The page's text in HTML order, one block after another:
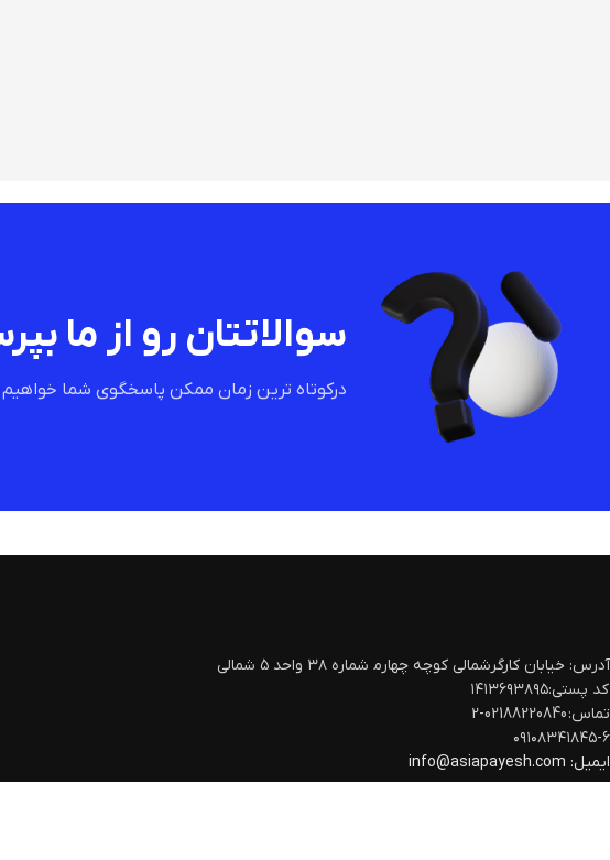
سوالاتتان رو از ما
درکوتاه ترین زمان ممکن پاسخگوی شما خواهیم
آدرس: خیابان کارگرشمالی کوچه چهارم‍ شماره ۳۸ واحد ۵ شمالی
کد پستی:۱۴۱۳۶۹۳۸۹۵
تماس: 02188220840-2
۰۹۱۰۸۳۴۱۸۴۵-۶
ایمیل: